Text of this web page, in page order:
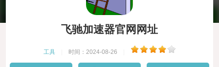
飞驰加速器官网网址
工具 时间：2024-08-26